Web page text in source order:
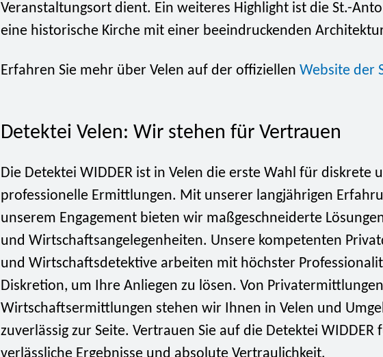
Veranstaltungsort dient. Ein weiteres Highlight ist die St.-
eine historische Kirche mit einer beeindruckenden
Erfahren Sie mehr über Velen auf der offiziellen Website der
Detektei Velen: Wir stehen für Vertrauen
Die Detektei WIDDER ist in Velen die erste Wahl für diskrete
professionelle Ermittlungen. Mit unserer langjährigen
unserem Engagement bieten wir maßgeschneiderte
und Wirtschaftsangelegenheiten. Unsere kompetenten
und Wirtschaftsdetektive arbeiten mit höchster
Diskretion, um Ihre Anliegen zu lösen. Von
Wirtschaftsermittlungen stehen wir Ihnen in Velen und
zuverlässig zur Seite. Vertrauen Sie auf die Detektei WIDDER